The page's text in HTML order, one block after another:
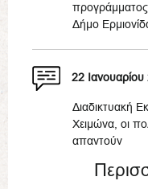
Δήμο
22
Διαδικτυακή
Χειμώνα, οι
απαντούν